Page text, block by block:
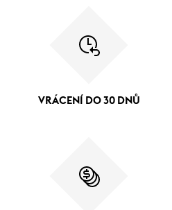
VRÁCENÍ DO 30 DNŮ